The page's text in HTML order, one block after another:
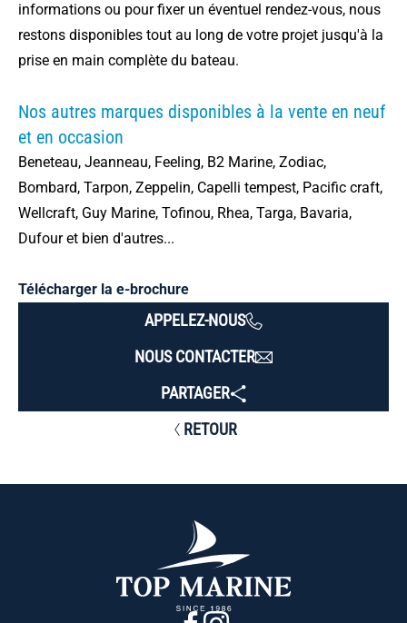
informations ou pour fixer un éventuel rendez-vous, nous
restons disponibles tout au long de votre projet jusqu'à la
prise en main complète du bateau.
Nos autres marques disponibles à la vente en neuf
et en occasion
Beneteau, Jeanneau, Feeling, B2 Marine, Zodiac,
Bombard, Tarpon, Zeppelin, Capelli tempest, Pacific craft,
Wellcraft, Guy Marine, Tofinou, Rhea, Targa, Bavaria,
Dufour et bien d'autres...
Télécharger la e-brochure
RETOUR
APPELEZ-NOUS
NOUS CONTACTER
PARTAGER